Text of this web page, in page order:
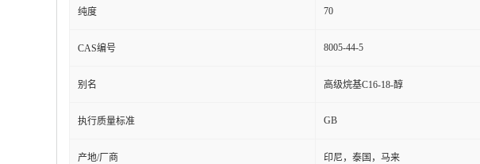
纯度 70
CAS编号 8005-44-5
别名 高级烷基C16-18-醇
执行质量标准 GB
产地/厂商 印尼，泰国，马来